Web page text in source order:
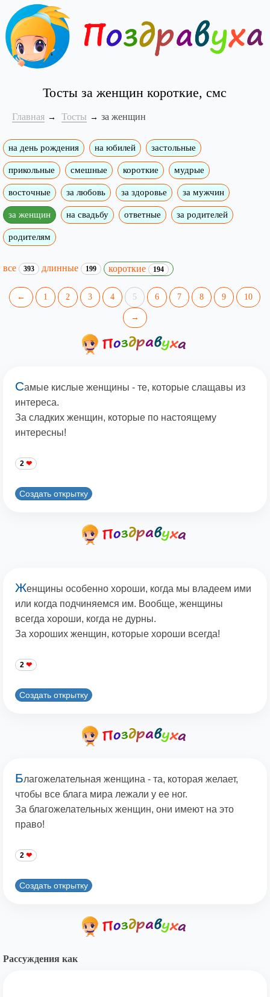
Тосты за женщин короткие, смс
Главная Тосты за женщин
на день рождения на юбилей застольные
прикольные смешные короткие мудрые
восточные за любовь за здоровье за мужчин
за женщин на свадьбу ответные за родителей
родителям
все 393 длинные 199 короткие 194
← 1 2 3 4 5 6 7 8 9 10
→
Самые кислые женщины - те, которые слащавы из
интереса.
За сладких женщин, которые по настоящему
интересны!
2
Создать открытку
Женщины особенно хороши, когда мы владеем ими
или когда подчиняемся им. Вообще, женщины
всегда хороши, когда не дурны.
За хороших женщин, которые хороши всегда!
2
Создать открытку
Благожелательная женщина - та, которая желает,
чтобы все блага мира лежали у ее ног.
За благожелательных женщин, они имеют на это
право!
2
Создать открытку
Рассуждения как